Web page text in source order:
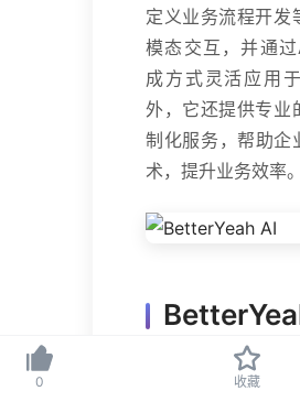
0 收藏
定义业务流程开发
模态交互，并通
成方式灵活应用
外，它还提供专业
制化服务，帮助企
术，提升业务效率。
要功能